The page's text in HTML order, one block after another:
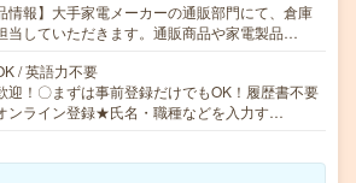
情報】大手家電メーカーの通販部門にて、倉庫
当していただきます。通販商品や家電製品…
/ 英語力不要
！〇まずは事前登録だけでもOK！履歴書不要
ンライン登録★氏名・職種などを入力す…